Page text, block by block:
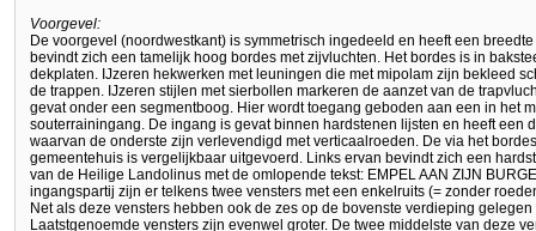
Voorgevel:
De voorgevel (noordwestkant) is symmetrisch ingedeeld en heeft een
bevindt zich een tamelijk hoog bordes met zijvluchten. Het bordes is in
dekplaten. IJzeren hekwerken met leuningen die met mipolam zijn bekleed
de trappen. IJzeren stijlen met sierbollen markeren de aanzet van de
gevat onder een segmentboog. Hier wordt toegang geboden aan een in het
souterrainingang. De ingang is gevat binnen hardstenen lijsten en heeft een
waarvan de onderste zijn verlevendigd met verticaalroeden. De via het
gemeentehuis is vergelijkbaar uitgevoerd. Links ervan bevindt zich een
van de Heilige Landolinus met de omlopende tekst: EMPEL AAN ZIJN
ingangspartij zijn er telkens twee vensters met een enkelruits (= zonder
Net als deze vensters hebben ook de zes op de bovenste verdieping
Laatstgenoemde vensters zijn evenwel groter. De twee middelste van deze